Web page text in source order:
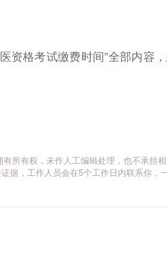
资格考试缴费时间”全部内容
所有权，未作人工编辑处理，也不承担
，工作人员会在5个工作日内联系你，